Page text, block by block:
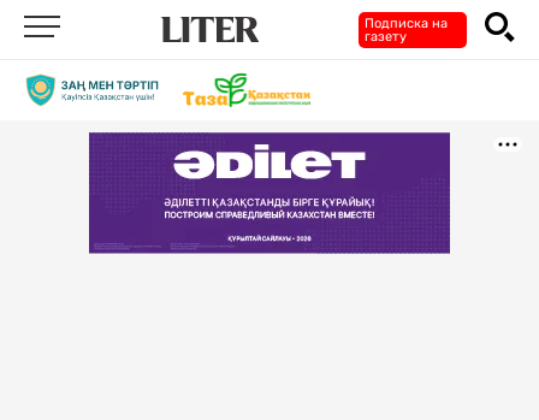
Подписка на
газету